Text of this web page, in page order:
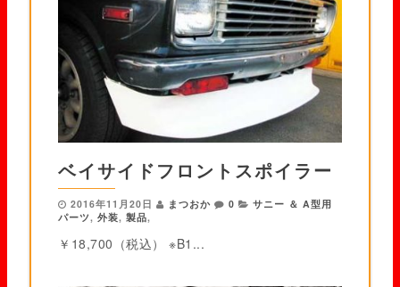
ベイサイドフロントスポイラー
2016年11月20日 まつおか 0
サニー ＆ A型用
パーツ, 外装, 製品,
￥18,700（税込） ※B1...